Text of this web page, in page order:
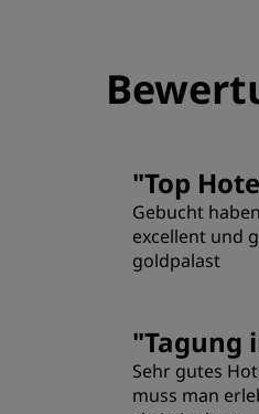
"Top
Gebucht
excellent und
goldpalast
Lage
"Tagung
Sehr gutes
muss man